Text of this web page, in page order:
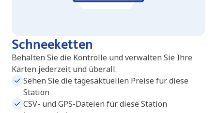
Schneeketten
Behalten Sie die Kontrolle und verwalten Sie Ihre
Karten jederzeit und überall.
Sehen Sie die tagesaktuellen Preise für diese
Station
CSV- und GPS-Dateien für diese Station